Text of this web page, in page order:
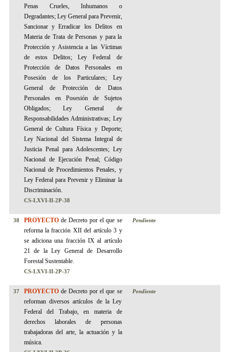
Penas Crueles, Inhumanos o
Degradantes; Ley General para Prevenir,
Sancionar y Erradicar los Delitos en
Materia de Trata de Personas y para la
Protección y Asistencia a las Víctimas
de estos Delitos; Ley Federal de
Protección de Datos Personales en
Posesión de los Particulares; Ley
General de Protección de Datos
Personales en Posesión de Sujetos
Obligados; Ley General de
Responsabilidades Administrativas; Ley
General de Cultura Física y Deporte;
Ley Nacional del Sistema Integral de
Justicia Penal para Adolescentes; Ley
Nacional de Ejecución Penal; Código
Nacional de Procedimientos Penales, y
Ley Federal para Prevenir y Eliminar la
Discriminación.
CS-LXVI-II-2P-38
38 PROYECTOde Decreto por el que se
reforma la fracción XII del artículo 3 y
se adiciona una fracción IX al artículo
21 de la Ley General de Desarrollo
Forestal Sustentable.
CS-LXVI-II-2P-37
Pendiente
37 PROYECTOde Decreto por el que se
reforman diversos artículos de la Ley
Federal del Trabajo, en materia de
derechos laborales de personas
trabajadoras del arte, la actuación y la
música.
Pendiente